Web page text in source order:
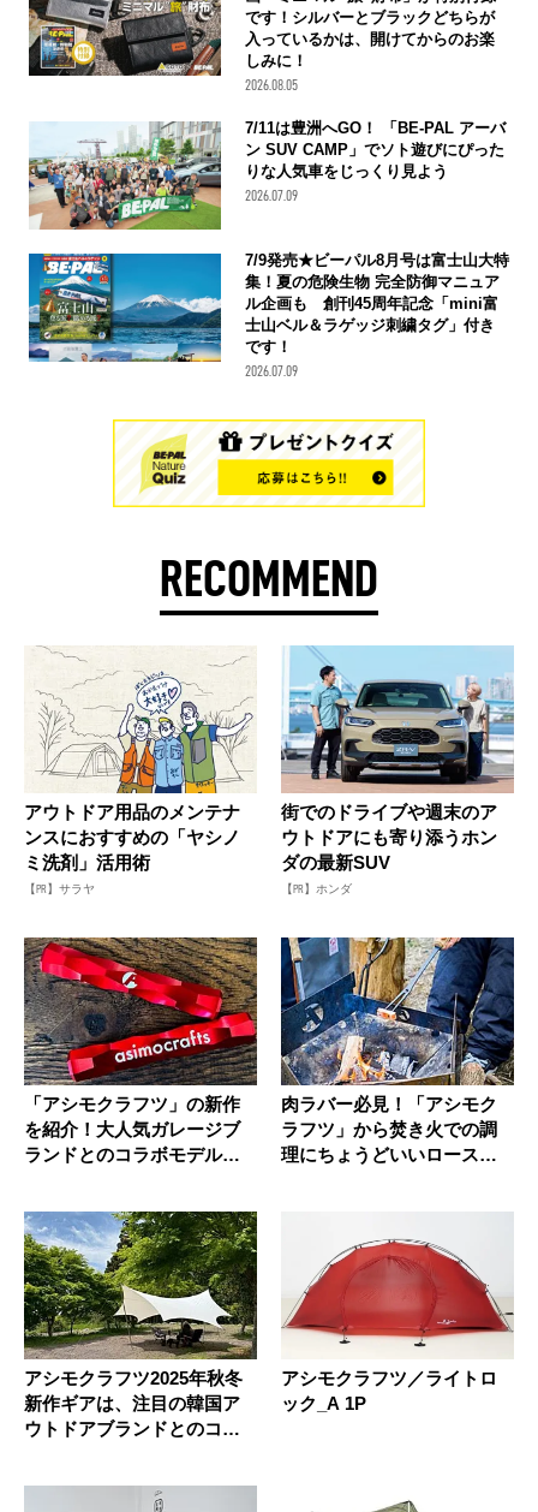
です！シルバーとブラックどちらが
入っているかは、開けてからのお楽
しみに！
2026.08.05
7/11は豊洲へGO！ 「BE-PAL アーバ
ン SUV CAMP」でソト遊びにぴった
りな人気車をじっくり見よう
2026.07.09
7/9発売★ビーパル8月号は富士山大特
集！夏の危険生物 完全防御マニュア
ル企画も 創刊45周年記念「mini富
士山ベル＆ラゲッジ刺繍タグ」付き
です！
2026.07.09
RECOMMEND
アウトドア用品のメンテナ
ンスにおすすめの「ヤシノ
ミ洗剤」活用術
【PR】サラヤ
街でのドライブや週末のア
ウトドアにも寄り添うホン
ダの最新SUV
【PR】ホンダ
「アシモクラフツ」の新作
を紹介！大人気ガレージブ
ランドとのコラボモデルや
肉ラバー必見！「アシモク
ラフツ」から焚き火での調
理にちょうどいいロースト
アシモクラフツ2025年秋冬
新作ギアは、注目の韓国ア
ウトドアブランドとのコラ
アシモクラフツ／ライトロ
ック_A 1P